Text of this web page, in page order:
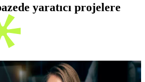
yaratıcı projelere